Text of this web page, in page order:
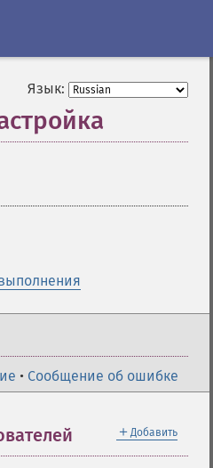
Язык:
• Сообщение об ошибке
＋ Добавить